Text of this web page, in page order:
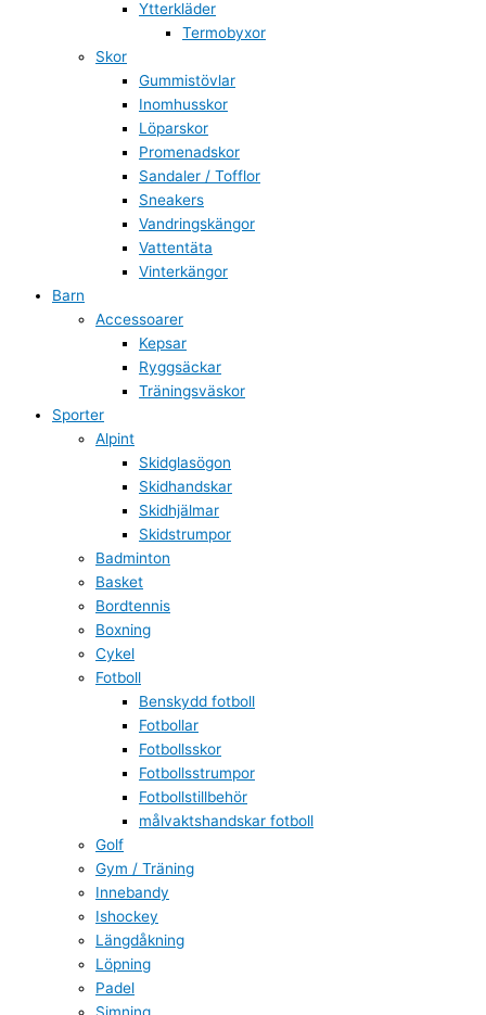
Ytterkläder
Termobyxor
Skor
Gummistövlar
Inomhusskor
Löparskor
Promenadskor
Sandaler / Tofflor
Sneakers
Vandringskängor
Vattentäta
Vinterkängor
Barn
Accessoarer
Kepsar
Ryggsäckar
Träningsväskor
Sporter
Alpint
Skidglasögon
Skidhandskar
Skidhjälmar
Skidstrumpor
Badminton
Basket
Bordtennis
Boxning
Cykel
Fotboll
Benskydd fotboll
Fotbollar
Fotbollsskor
Fotbollsstrumpor
Fotbollstillbehör
målvaktshandskar fotboll
Golf
Gym / Träning
Innebandy
Ishockey
Längdåkning
Löpning
Padel